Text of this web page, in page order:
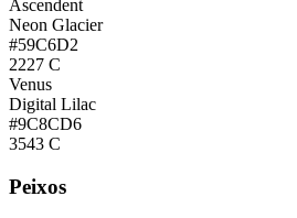
Ascendent
Neon Glacier
#59C6D2
2227 C
Venus
Digital Lilac
#9C8CD6
3543 C
Peixos